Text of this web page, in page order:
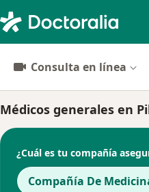
Consulta en línea
Médicos generales en
¿Cuál es tu compañía
Compañía De